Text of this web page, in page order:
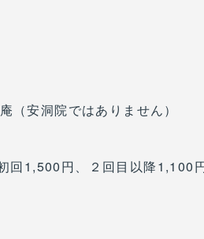
安洞院ではありません）
1,500円、２回目以降1,100